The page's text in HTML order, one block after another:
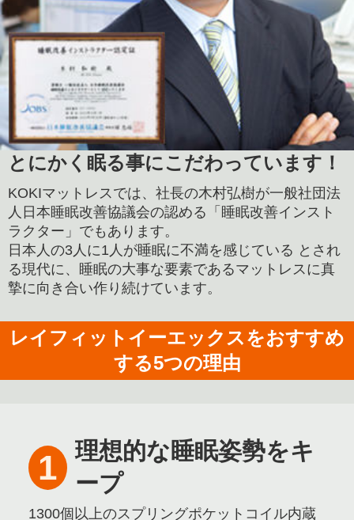
とにかく眠る事にこだわっています！
KOKIマットレスでは、社長の木村弘樹が一般社団法
人日本睡眠改善協議会の認める「睡眠改善インスト
ラクター」でもあります。
日本人の3人に1人が睡眠に不満を感じている とされ
る現代に、睡眠の大事な要素であるマットレスに真
摯に向き合い作り続けています。
レイフィットイーエックスをおすすめ
する5つの理由
1
理想的な睡眠姿勢をキ
ープ
1300個以上のスプリングポケットコイル内蔵